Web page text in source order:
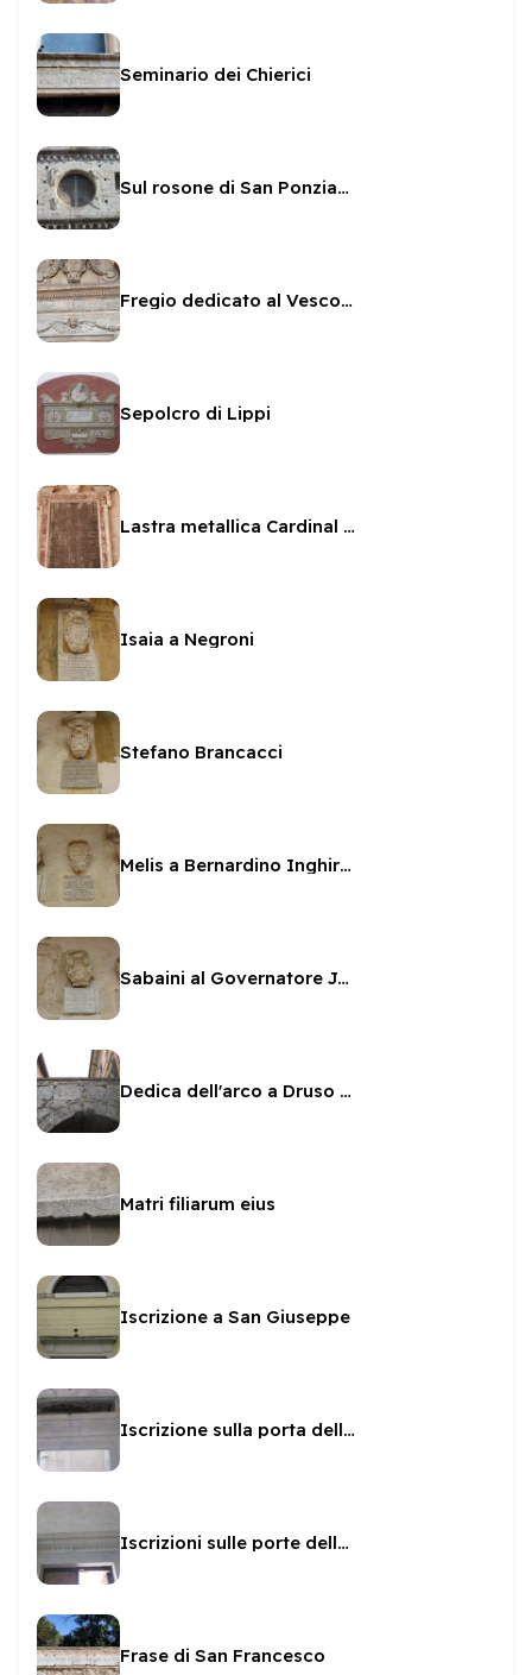
Seminario dei Chierici
Sul rosone di San Ponziano
Fregio dedicato al Vescovo Sanvitale
Sepolcro di Lippi
Lastra metallica Cardinal Facchinetti
Isaia a Negroni
Stefano Brancacci
Melis a Bernardino Inghirami
Sabaini al Governatore Jacovacci
Dedica dell'arco a Druso e Germanico
Matri filiarum eius
Iscrizione a San Giuseppe
Iscrizione sulla porta della Cappella Borgia
Iscrizioni sulle porte della Rocca
Frase di San Francesco